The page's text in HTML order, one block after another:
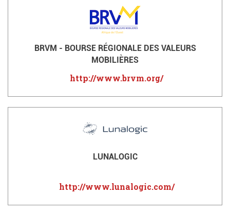
BRVM - BOURSE RÉGIONALE DES VALEURS
MOBILIÈRES
http://www.brvm.org/
LUNALOGIC
http://www.lunalogic.com/